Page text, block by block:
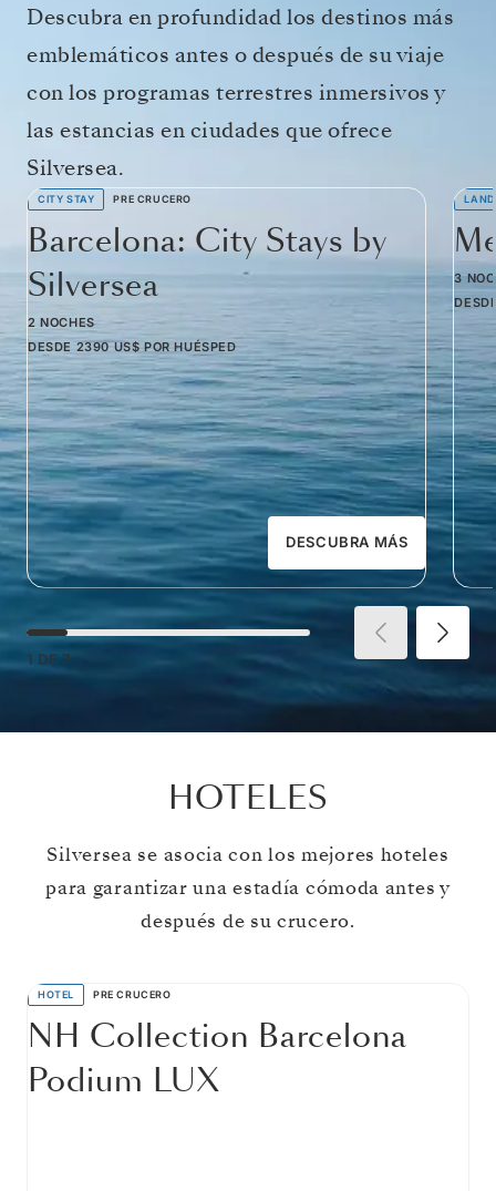
Descubra en profundidad los destinos más
emblemáticos antes o después de su viaje
con los programas terrestres inmersivos y
las estancias en ciudades que ofrece
Silversea.
CITY STAY PRE CRUCERO
Barcelona: City Stays by
Silversea
2 NOCHES
DESDE 2390 US$ POR HUÉSPED
DESCUBRA MÁS
3
1 DE 7
HOTELES
Silversea se asocia con los mejores hoteles
para garantizar una estadía cómoda antes y
después de su crucero.
HOTEL PRE CRUCERO
NH Collection Barcelona
Podium LUX